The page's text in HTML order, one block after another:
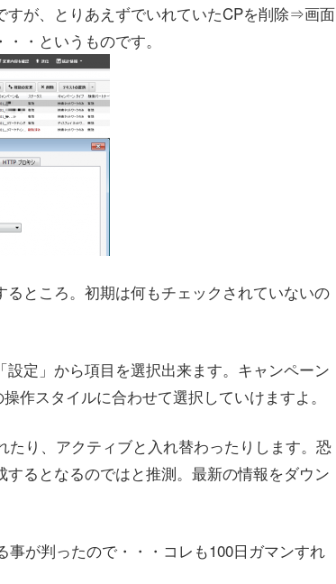
すが、とりあえずでいれていたCPを削除⇒画面
・というものです。
ところ。初期は何もチェックされていないの
定」から項目を選択出来ます。キャンペーン
作スタイルに合わせて選択していけますよ。
り、アクティブと入れ替わったりします。恐
るとなるのではと推測。最新の情報をダウン
が判ったので・・・コレも100日ガマンすれ